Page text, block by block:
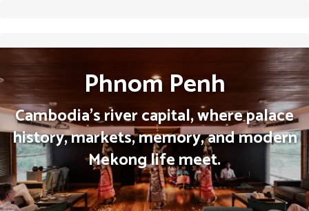
Phnom Penh
Cambodia's river capital, where palace
history, markets, memory, and modern
Mekong life meet.